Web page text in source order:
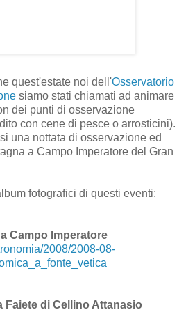
quest'estate noi dell'Osservatorio
siamo stati chiamati ad animare
dei punti di osservazione
con cene di pesce o arrosticini).
una nottata di osservazione ed
a Campo Imperatore del Gran
fotografici di questi eventi:
Campo Imperatore
2008/2008-08-
Faiete di Cellino Attanasio